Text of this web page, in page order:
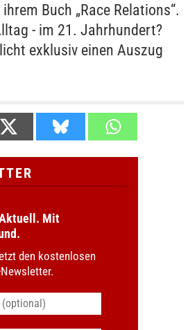
Buch „Race Relations“.
- im 21. Jahrhundert?
exklusiv einen Auszug
Mit
den kostenlosen